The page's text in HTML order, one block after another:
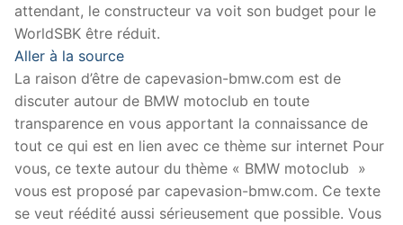
attendant, le constructeur va voit son budget pour le
WorldSBK être réduit.
Aller à la source
La raison d’être de capevasion-bmw.com est de
discuter autour de BMW motoclub en toute
transparence en vous apportant la connaissance de
tout ce qui est en lien avec ce thème sur internet Pour
vous, ce texte autour du thème « BMW motoclub »
vous est proposé par capevasion-bmw.com. Ce texte
se veut réédité aussi sérieusement que possible. Vous